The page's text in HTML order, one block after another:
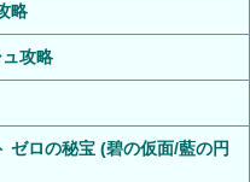
略
攻略
ゼロの秘宝 (碧の仮面/藍の円